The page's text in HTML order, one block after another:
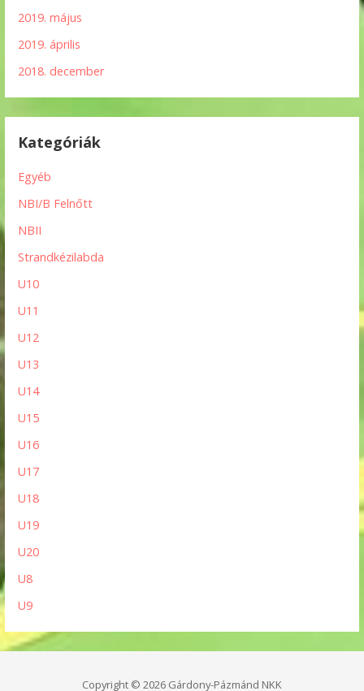
2019. május
2019. április
2018. december
Kategóriák
Egyéb
NBI/B Felnőtt
NBII
Strandkézilabda
U10
U11
U12
U13
U14
U15
U16
U17
U18
U19
U20
U8
U9
Copyright © 2026 Gárdony-Pázmánd NKK